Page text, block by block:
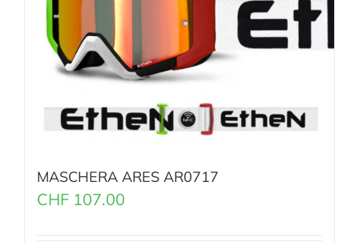
MASCHERA ARES AR0717
CHF 107.00